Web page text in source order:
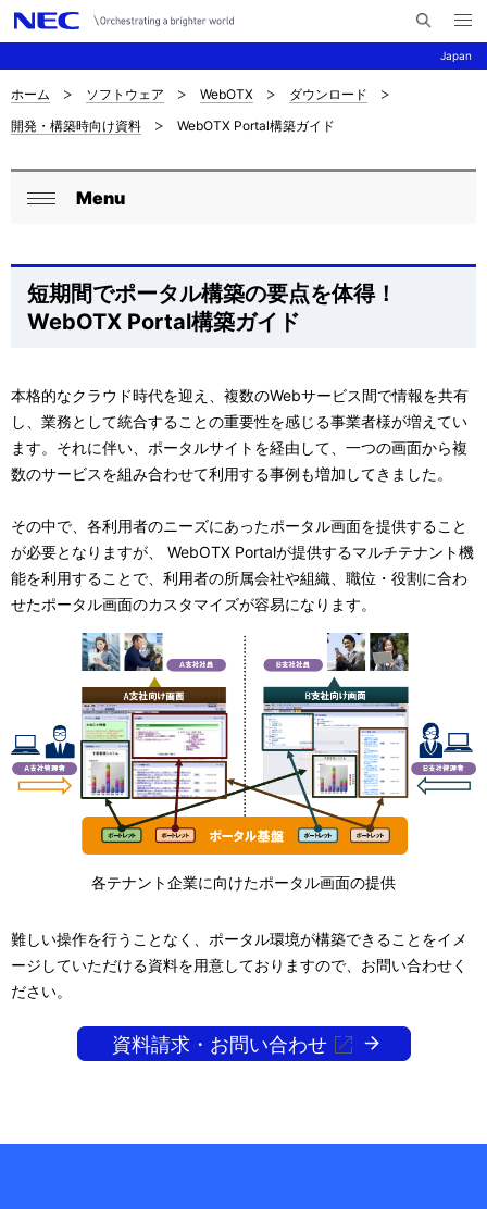
Japan
イ
メ
ニ
ュ
ナ
ビ
ゲ
ョ
サ
イ
ト
の
現
位
置
を
示
し
す
。
ホーム ソフトウェア WebOTX
ダウンロード
開発・構築時向け資料
WebOTX Portal構築ガイド
ロ
カ
ル
ビ
ゲ
ー
シ
ョ
ン
る
Menu
短期間でポータル構築の要点を体得！
WebOTX Portal構築ガイド
本格的なクラウド時代を迎え、複数のWebサービス間で情報を共有
し、業務として統合することの重要性を感じる事業者様が増えてい
ます。それに伴い、ポータルサイトを経由して、一つの画面から複
数のサービスを組み合わせて利用する事例も増加してきました。
その中で、各利用者のニーズにあったポータル画面を提供すること
が必要となりますが、 WebOTX Portalが提供するマルチテナント機
能を利用することで、利用者の所属会社や組織、職位・役割に合わ
せたポータル画面のカスタマイズが容易になります。
各テナント企業に向けたポータル画面の提供
難しい操作を行うことなく、ポータル環境が構築できることをイメ
ージしていただける資料を用意しておりますので、お問い合わせく
ださい。
資料請求・お問い合わせ